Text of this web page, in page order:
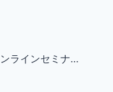
ラインセミナ…